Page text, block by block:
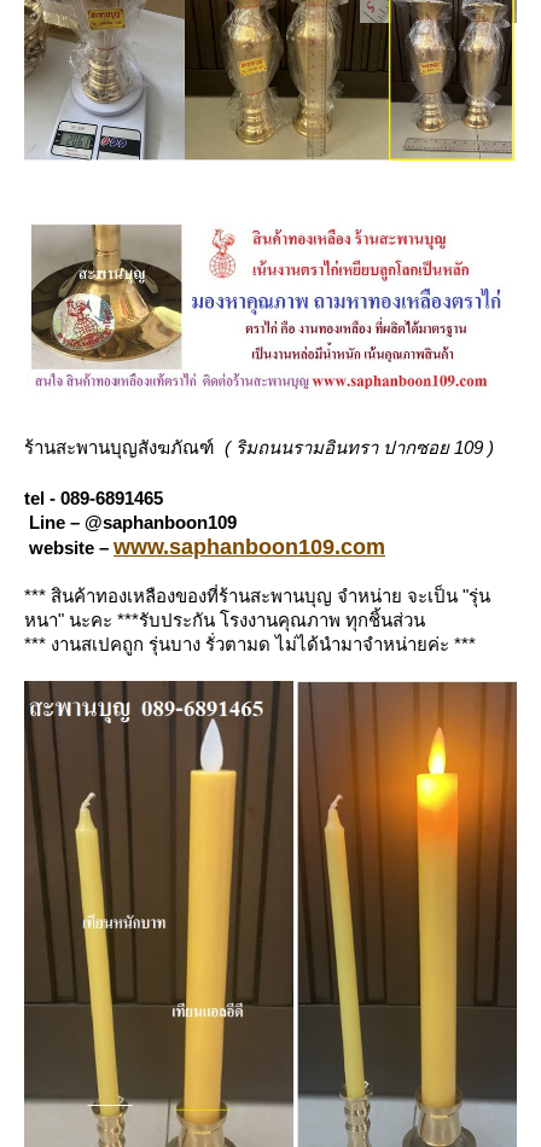
ร้านสะพานบุญสังฆภัณฑ์ ( ริมถนนรามอินทรา ปากซอย 109 )
tel - 089-6891465
Line – @saphanboon109
website – www.saphanboon109.com
*** สินค้าทองเหลืองของที่ร้านสะพานบุญ จำหน่าย จะเป็น "รุ่น
หนา" นะคะ ***รับประกัน โรงงานคุณภาพ ทุกชิ้นส่วน
*** งานสเปคถูก รุ่นบาง รั่วตามด ไม่ได้นำมาจำหน่ายค่ะ ***